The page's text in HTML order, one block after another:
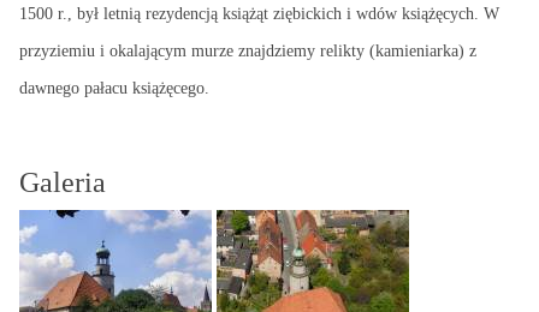
1500 r., był letnią rezydencją książąt ziębickich i wdów książęcych. W
przyziemiu i okalającym murze znajdziemy relikty (kamieniarka) z
dawnego pałacu książęcego.
Galeria